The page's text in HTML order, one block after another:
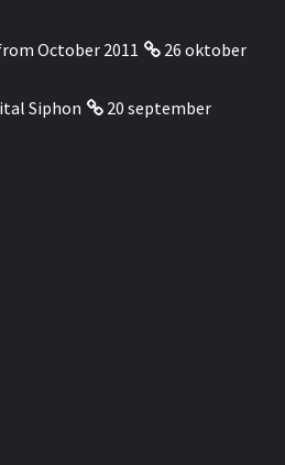
October 2011
26 oktober
Siphon
20 september